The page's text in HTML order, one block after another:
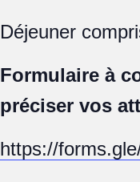
Déjeuner
Formulaire à
préciser vos
https://